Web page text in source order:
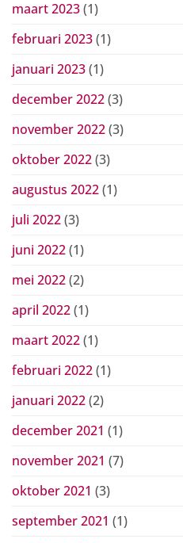
maart 2023(1)
februari 2023(1)
januari 2023(1)
december 2022(3)
november 2022(3)
oktober 2022(3)
augustus 2022(1)
juli 2022(3)
juni 2022(1)
mei 2022(2)
april 2022(1)
maart 2022(1)
februari 2022(1)
januari 2022(2)
december 2021 (1)
november 2021 (7)
oktober 2021 (3)
september 2021 (1)